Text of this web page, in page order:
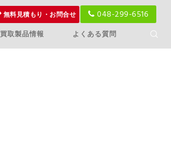
無料見積もり・お問合せ 048-299-6516
買取製品情報 よくある質問